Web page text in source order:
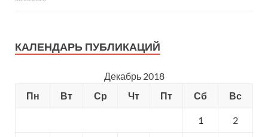
КАЛЕНДАРЬ ПУБЛИКАЦИЙ
Декабрь 2018
Пн
Вт Ср Чт Пт Сб Вс
1 2